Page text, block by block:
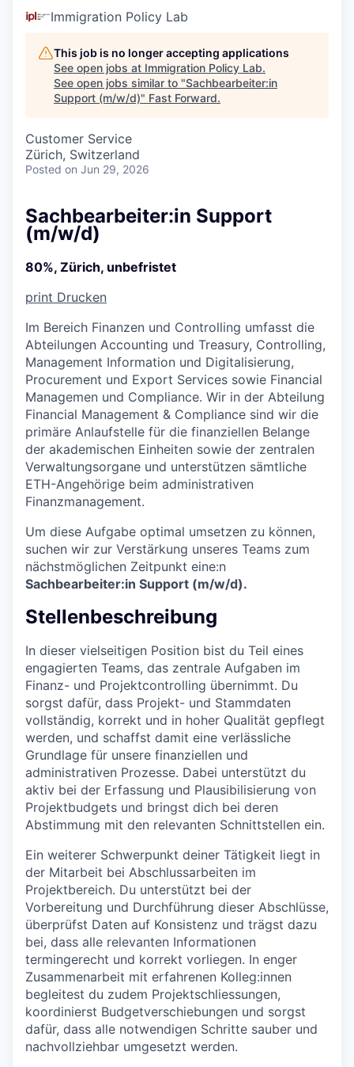
Immigration Policy Lab
This job is no longer accepting applications
See open jobs at Immigration Policy Lab.
See open jobs similar to "Sachbearbeiter:in
Support (m/w/d)" Fast Forward.
Customer Service
Zürich, Switzerland
Posted on Jun 29, 2026
Sachbearbeiter:in Support
(m/w/d)
80%, Zürich, unbefristet
print Drucken
Im Bereich Finanzen und Controlling umfasst die
Abteilungen Accounting und Treasury, Controlling,
Management Information und Digitalisierung,
Procurement und Export Services sowie Financial
Managemen und Compliance. Wir in der Abteilung
Financial Management & Compliance sind wir die
primäre Anlaufstelle für die finanziellen Belange
der akademischen Einheiten sowie der zentralen
Verwaltungsorgane und unterstützen sämtliche
ETH-Angehörige beim administrativen
Finanzmanagement.
Um diese Aufgabe optimal umsetzen zu können,
suchen wir zur Verstärkung unseres Teams zum
nächstmöglichen Zeitpunkt eine:n
Sachbearbeiter:in Support (m/w/d).
Stellenbeschreibung
In dieser vielseitigen Position bist du Teil eines
engagierten Teams, das zentrale Aufgaben im
Finanz- und Projektcontrolling übernimmt. Du
sorgst dafür, dass Projekt- und Stammdaten
vollständig, korrekt und in hoher Qualität gepflegt
werden, und schaffst damit eine verlässliche
Grundlage für unsere finanziellen und
administrativen Prozesse. Dabei unterstützt du
aktiv bei der Erfassung und Plausibilisierung von
Projektbudgets und bringst dich bei deren
Abstimmung mit den relevanten Schnittstellen ein.
Ein weiterer Schwerpunkt deiner Tätigkeit liegt in
der Mitarbeit bei Abschlussarbeiten im
Projektbereich. Du unterstützt bei der
Vorbereitung und Durchführung dieser Abschlüsse,
überprüfst Daten auf Konsistenz und trägst dazu
bei, dass alle relevanten Informationen
termingerecht und korrekt vorliegen. In enger
Zusammenarbeit mit erfahrenen Kolleg:innen
begleitest du zudem Projektschliessungen,
koordinierst Budgetverschiebungen und sorgst
dafür, dass alle notwendigen Schritte sauber und
nachvollziehbar umgesetzt werden.